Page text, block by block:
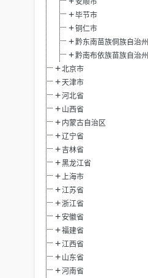
安顺市
毕节市
铜仁市
黔东南苗族侗族自治州
黔南布依族苗族自治州
北京市
天津市
河北省
山西省
内蒙古自治区
辽宁省
吉林省
黑龙江省
上海市
江苏省
浙江省
安徽省
福建省
江西省
山东省
河南省